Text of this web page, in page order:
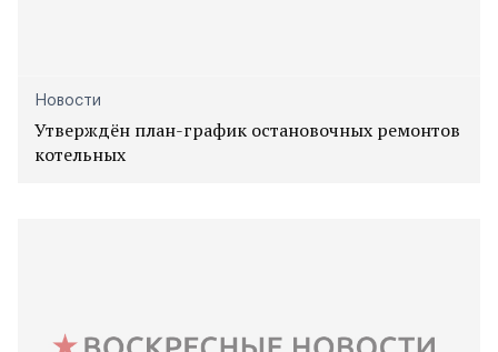
Новости
Утверждён план-график остановочных ремонтов
котельных